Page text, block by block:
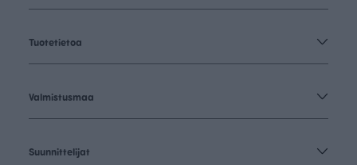
Tuotetietoa
Valmistusmaa
Suunnittelijat